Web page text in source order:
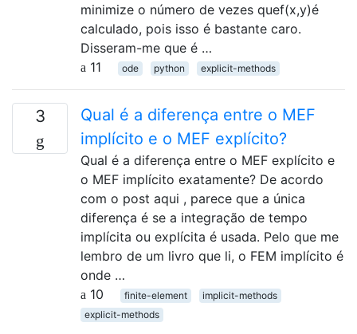
minimize o número de vezes quef(x,y)é
calculado, pois isso é bastante caro.
Disseram-me que é …
11
ode python explicit-methods
3
Qual é a diferença entre o MEF
implícito e o MEF explícito?
Qual é a diferença entre o MEF explícito e
o MEF implícito exatamente? De acordo
com o post aqui , parece que a única
diferença é se a integração de tempo
implícita ou explícita é usada. Pelo que me
lembro de um livro que li, o FEM implícito é
onde …
10
finite-element
implicit-methods
explicit-methods